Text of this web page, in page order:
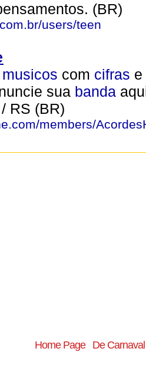
(BR)
users/teen
musicos com cifras
sua banda
RS (BR)
members/
Home Page De Carnaval